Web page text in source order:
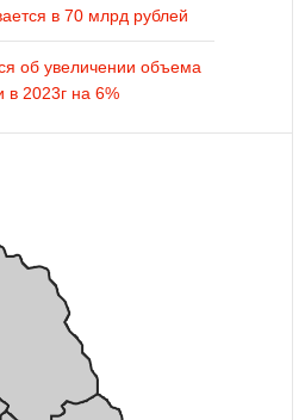
в 70 млрд рублей
об увеличении объема
в 2023г на 6%